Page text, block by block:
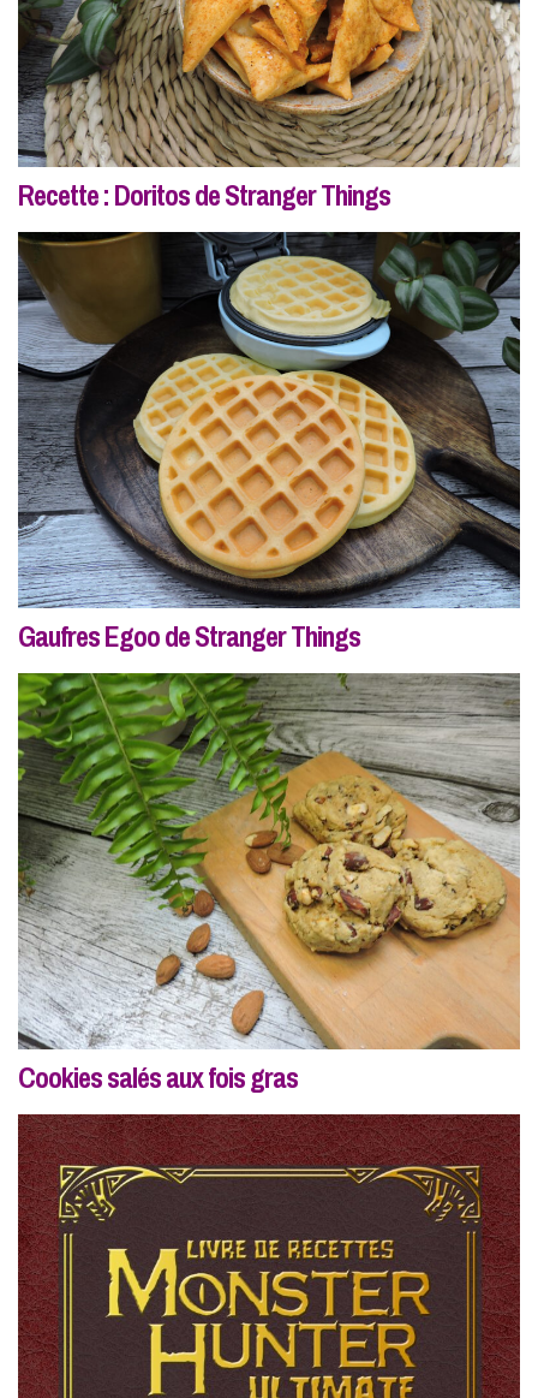
Recette : Doritos de Stranger Things
Gaufres Egoo de Stranger Things
Cookies salés aux fois gras